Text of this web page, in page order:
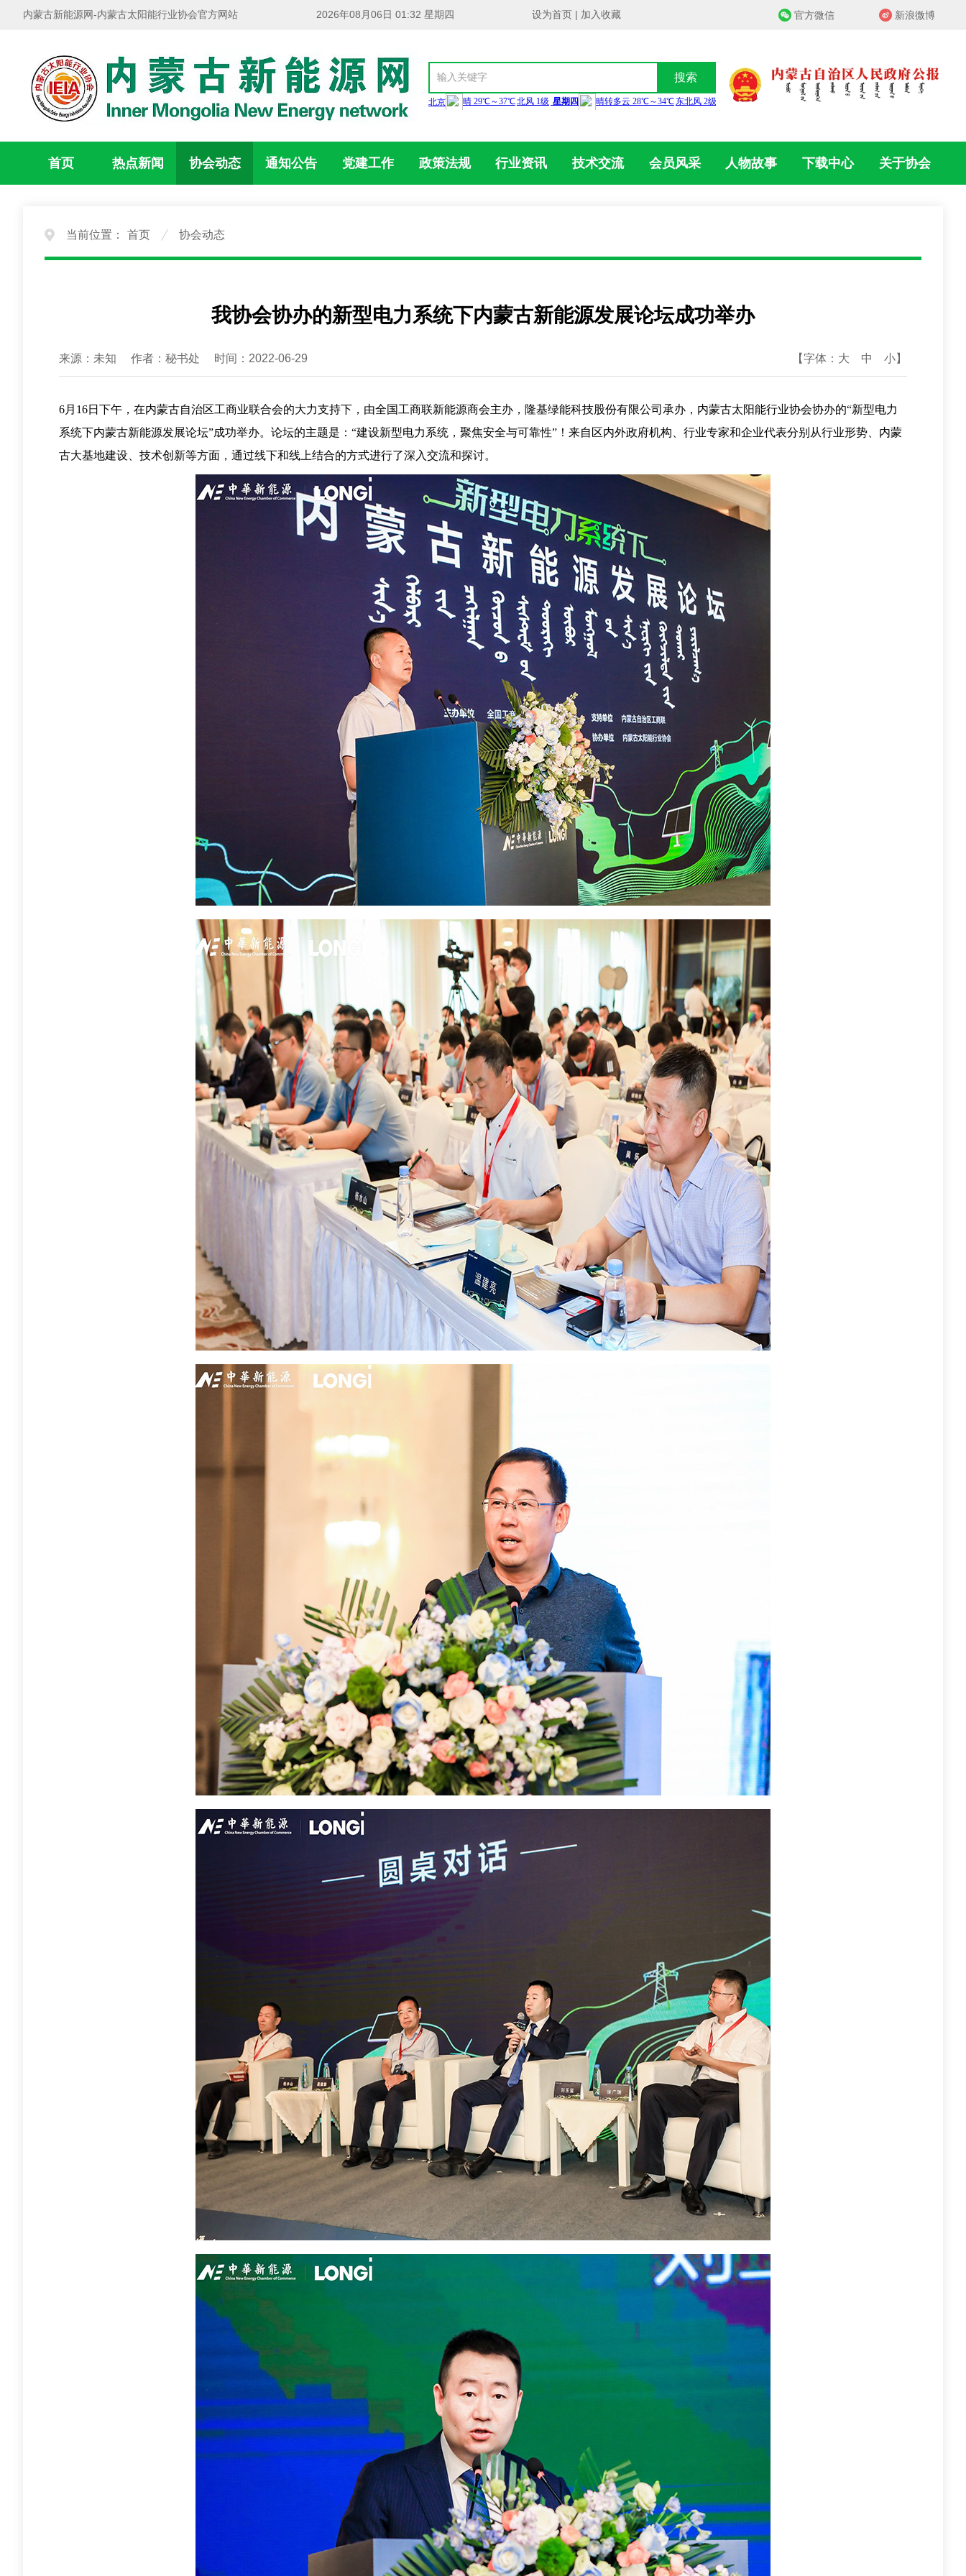
内蒙古新能源网-内蒙古太阳能行业协会官方网站 2026年08月06日 01:32 星期四 设为首页 | 加入收藏 官方微信 新浪微博
搜索
首页 热点新闻 协会动态 通知公告 党建工作 政策法规 行业资讯 技术交流 会员风采 人物故事 下载中心 关于协会
当前位置： 首页 协会动态
我协会协办的新型电力系统下内蒙古新能源发展论坛成功举办
来源：未知 作者：秘书处 时间：2022-06-29 【字体： 大 中 小】
6月16日下午，在内蒙古自治区工商业联合会的大力支持下，由全国工商联新能源商会主办，隆基绿能科技股份有限公司承办，内蒙古太阳能行业协会协办的“新型电力
系统下内蒙古新能源发展论坛”成功举办。论坛的主题是：“建设新型电力系统，聚焦安全与可靠性” ！来自区内外政府机构、行业专家和企业代表分别从行业形势、内蒙
古大基地建设、技术创新等方面，通过线下和线上结合的方式进行了深入交流和探讨。